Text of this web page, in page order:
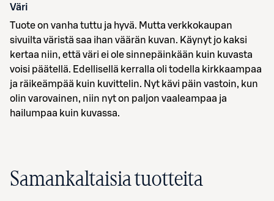
Väri
Tuote on vanha tuttu ja hyvä. Mutta verkkokaupan
sivuilta väristä saa ihan väärän kuvan. Käynyt jo kaksi
kertaa niin, että väri ei ole sinnepäinkään kuin kuvasta
voisi päätellä. Edellisellä kerralla oli todella kirkkaampaa
ja räikeämpää kuin kuvittelin. Nyt kävi päin vastoin, kun
olin varovainen, niin nyt on paljon vaaleampaa ja
hailumpaa kuin kuvassa.
Samankaltaisia tuotteita